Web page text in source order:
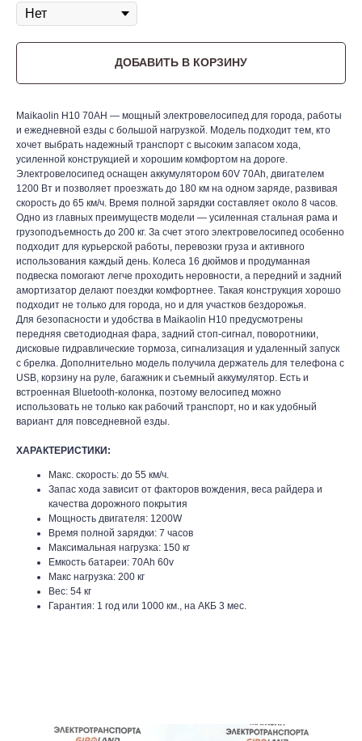
ДОБАВИТЬ В КОРЗИНУ
Maikaolin H10 70AH — мощный электровелосипед для города, работы
и ежедневной езды с большой нагрузкой. Модель подходит тем, кто
хочет выбрать надежный транспорт с высоким запасом хода,
усиленной конструкцией и хорошим комфортом на дороге.
Электровелосипед оснащен аккумулятором 60V 70Ah, двигателем
1200 Вт и позволяет проезжать до 180 км на одном заряде, развивая
скорость до 65 км/ч. Время полной зарядки составляет около 8 часов.
Одно из главных преимуществ модели — усиленная стальная рама и
грузоподъемность до 200 кг. За счет этого электровелосипед особенно
подходит для курьерской работы, перевозки груза и активного
использования каждый день. Колеса 16 дюймов и продуманная
подвеска помогают легче проходить неровности, а передний и задний
амортизатор делают поездки комфортнее. Такая конструкция хорошо
подходит не только для города, но и для участков бездорожья.
Для безопасности и удобства в Maikaolin H10 предусмотрены
передняя светодиодная фара, задний стоп-сигнал, поворотники,
дисковые гидравлические тормоза, сигнализация и удаленный запуск
с брелка. Дополнительно модель получила держатель для телефона с
USB, корзину на руле, багажник и съемный аккумулятор. Есть и
встроенная Bluetooth-колонка, поэтому велосипед можно
использовать не только как рабочий транспорт, но и как удобный
вариант для повседневной езды.
XАРАКТЕРИСТИКИ:
Макс. скорость: до 55 км/ч.
Запас хода зависит от факторов вождения, веса райдера и
качества дорожного покрытия
Мощность двигателя: 1200W
Время полной зарядки: 7 часов
Максимальная нагрузка: 150 кг
Емкость батареи: 70Ah 60v
Макс нагрузка: 200 кг
Вес: 54 кг
Гарантия: 1 год или 1000 км., на АКБ 3 мес.